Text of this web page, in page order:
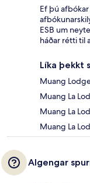
Ef þú
ESB um
háðar rétti til
Líka þekkt
Muang
Muang La
Muang La
Muang La
Algengar